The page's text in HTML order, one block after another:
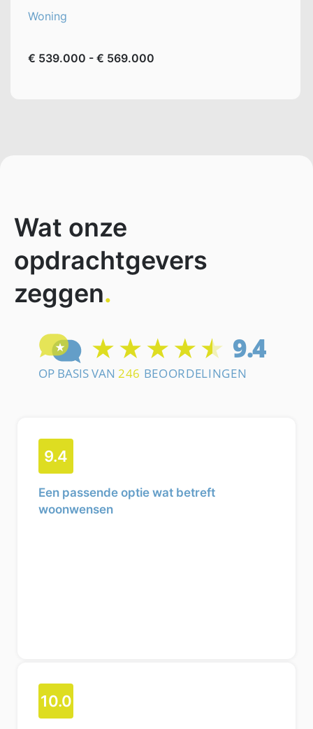
Woning
€ 539.000 - € 569.000
Wat onze
opdrachtgevers
zeggen.
9.4
Een passende optie wat betreft
woonwensen
10.0